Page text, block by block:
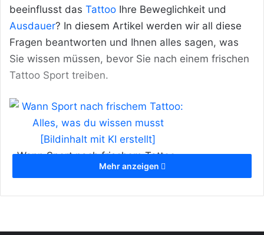
beeinflusst das Tattoo Ihre Beweglichkeit und
Ausdauer? In diesem Artikel werden wir all diese
Fragen beantworten und Ihnen alles sagen, was
Sie wissen müssen, bevor Sie nach einem frischen
Tattoo Sport treiben.
Wann Sport nach frischem Tattoo:
Alles, was du wissen musst
Mehr anzeigen